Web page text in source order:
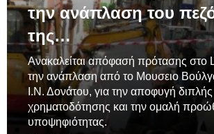
την ανάπλαση του
της…
Ανακαλείται απόφασή πρότασης στο
την ανάπλαση από το Μουσειο
Ι.Ν. Δονάτου, για την αποφυγή διπλής
χρηματοδότησης και την ομαλή
υποψηφιότητας.